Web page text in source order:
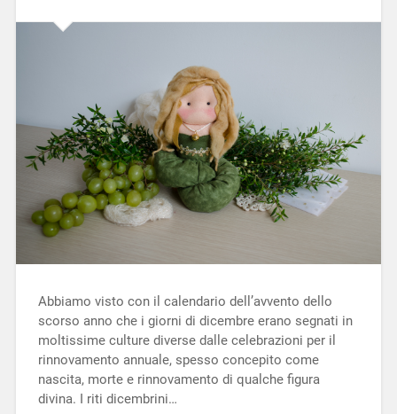
Abbiamo visto con il calendario dell’avvento dello
scorso anno che i giorni di dicembre erano segnati in
moltissime culture diverse dalle celebrazioni per il
rinnovamento annuale, spesso concepito come
nascita, morte e rinnovamento di qualche figura
divina. I riti dicembrini…